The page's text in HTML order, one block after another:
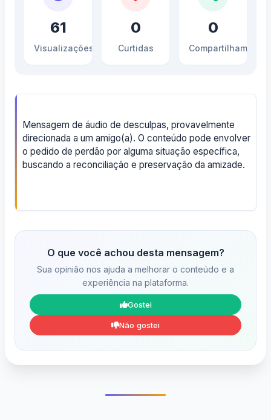
61
Visualizações
0
Curtidas
0
Compartilhamentos
Mensagem de áudio de desculpas, provavelmente
direcionada a um amigo(a). O conteúdo pode envolver
o pedido de perdão por alguma situação específica,
buscando a reconciliação e preservação da amizade.
O que você achou desta mensagem?
Sua opinião nos ajuda a melhorar o conteúdo e a
experiência na plataforma.
Gostei
Não gostei